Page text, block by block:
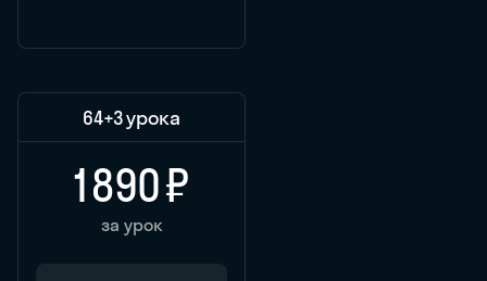
64+3 урока
1 890 ₽
за урок